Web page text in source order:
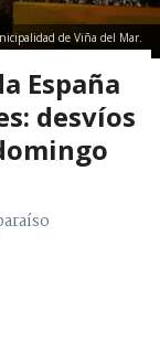
de Viña del Mar.
España
desvíos